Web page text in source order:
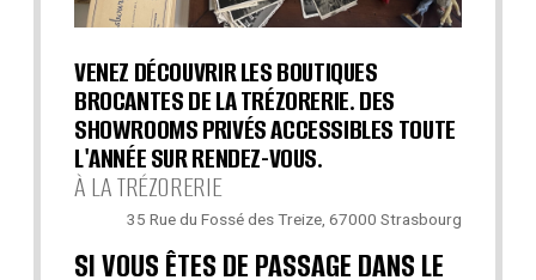
VENEZ DÉCOUVRIR LES BOUTIQUES
BROCANTES DE LA TRÉZORERIE. DES
SHOWROOMS PRIVÉS ACCESSIBLES TOUTE
L'ANNÉE SUR RENDEZ-VOUS.
À LA TRÉZORERIE
35 Rue du Fossé des Treize, 67000 Strasbourg
SI VOUS ÊTES DE PASSAGE DANS LE